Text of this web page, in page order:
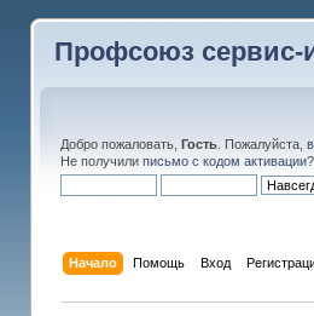
Профсоюз сервис-
Добро пожаловать, Гость. Пожалуйста,
Не получили письмо с кодом активации?
Начало Помощь Вход